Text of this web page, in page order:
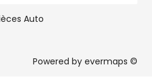
Auto
Powered by evermaps ©